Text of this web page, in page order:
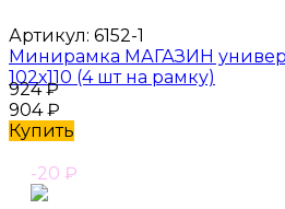
Артикул: 6152-1
Минирамка МАГАЗИН
102х110 (4 шт на рамку)
924₽
904₽
Купить
-20 ₽